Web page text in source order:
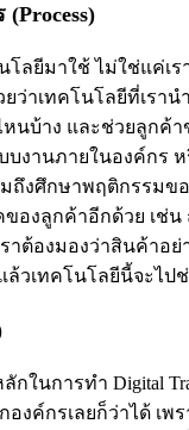
โลยีมาใช้ ไม่ใช่แค่เ
ยว่าเทคโนโลยีที่เรา
นบ้าง และช่วยลูกค้า
บงานภายในองค์กร
ถึงศึกษาพฤติกรรมข
องลูกค้าอีกด้วย เช่น
ราต้องมองว่าสินค้าอ
ล้วเทคโนโลยีนี้จะไป
กในการทำ Digital
งค์กรเลยก็ว่าได้ เพ